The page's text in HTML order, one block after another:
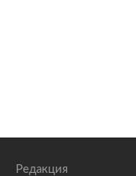
Редакция